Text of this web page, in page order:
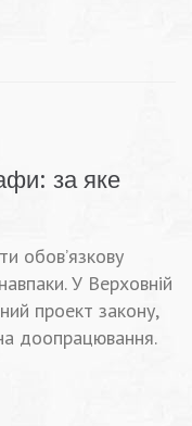
за яке
обов’язкову
У Верховній
проект закону,
доопрацювання.